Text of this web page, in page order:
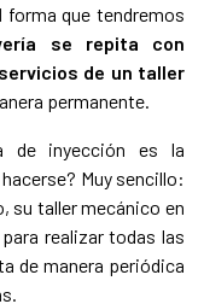
que tendremos
se repita con
de un taller
permanente.
de inyección es la
Muy sencillo:
su taller mecánico en
realizar todas las
de manera periódica